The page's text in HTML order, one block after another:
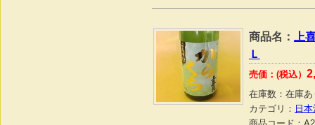
商品名：
上
Ｌ
売価：(税込）
在庫数： 在庫あ
カテゴリ： 日